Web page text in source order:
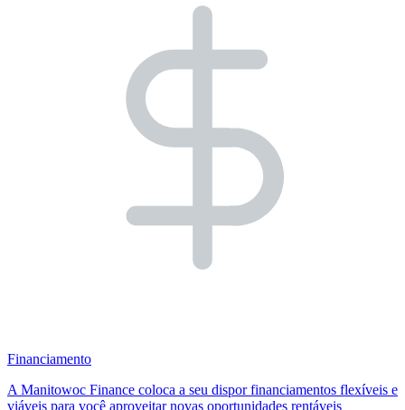
Financiamento
A Manitowoc Finance coloca a seu dispor financiamentos flexíveis e
viáveis para você aproveitar novas oportunidades rentáveis